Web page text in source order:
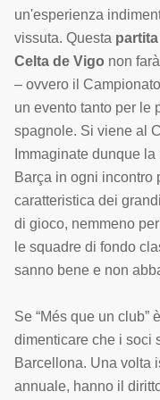
un'esperienza
vissuta. Questa
Celta de Vigo non
– ovvero il
un evento tanto per le
spagnole. Si viene al
Immaginate dunque
Barça in ogni incontro
caratteristica dei
di gioco, nemmeno
le squadre di fondo
sanno bene e non
Se “Més que un club”
dimenticare che i soci
Barcellona. Una volta
annuale, hanno il